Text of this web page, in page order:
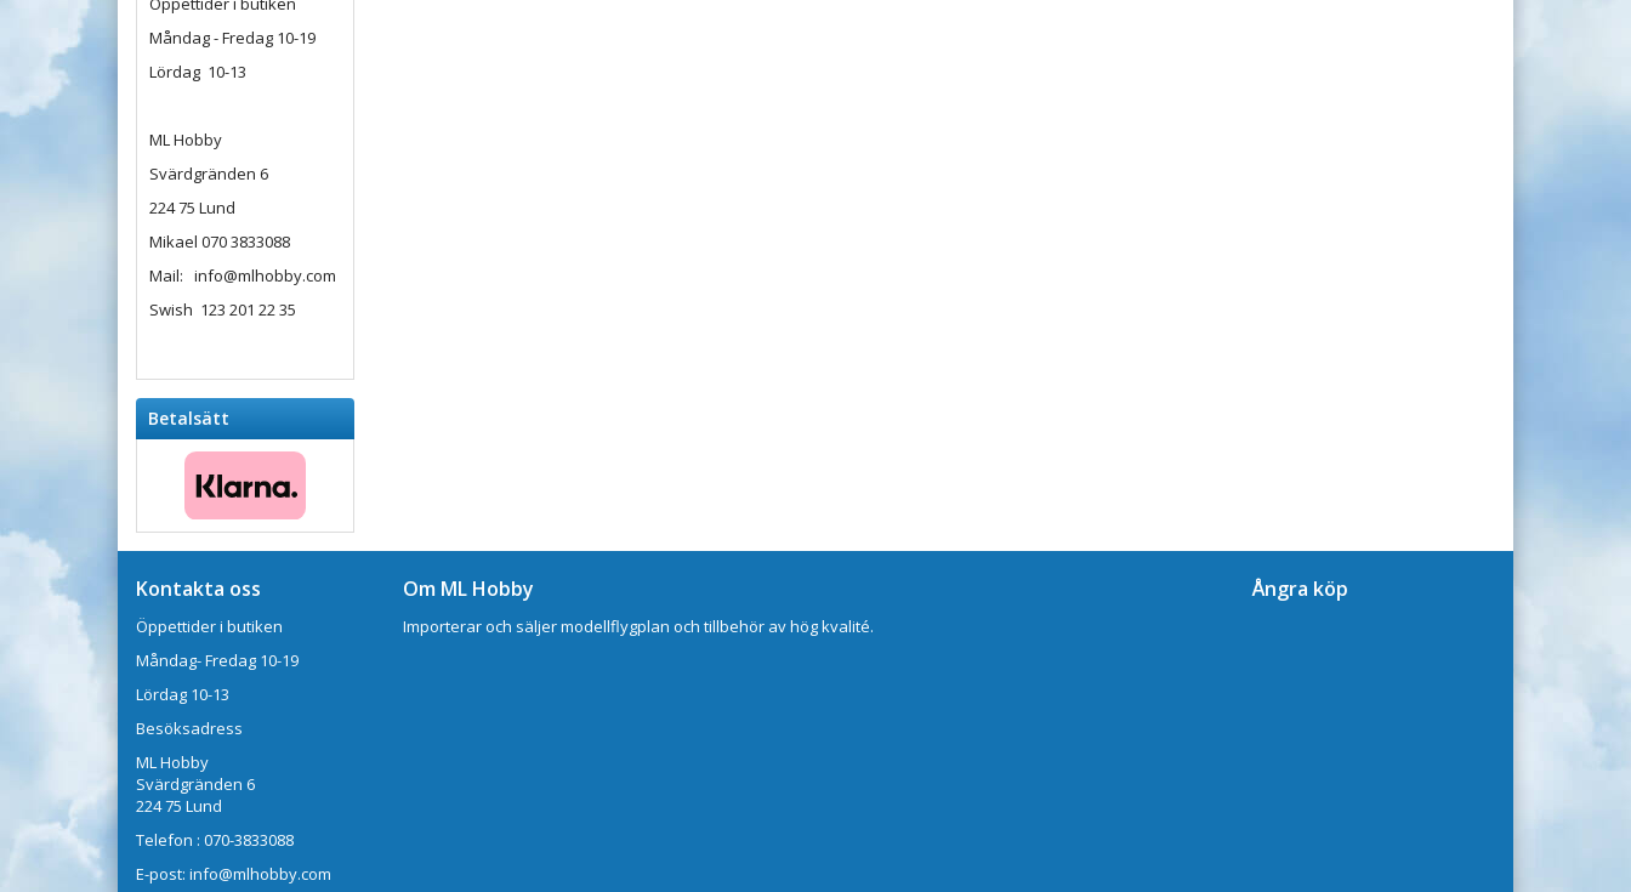
Måndag - Fredag 10-19
Lördag 10-13
ML Hobby
Svärdgränden 6
224 75 Lund
Mikael 070 3833088
Mail: info@mlhobby.com
Swish 123 201 22 35
Betalsätt
Kontakta oss
Öppettider i butiken
Måndag- Fredag 10-19
Lördag 10-13
Besöksadress
ML Hobby
Svärdgränden 6
224 75 Lund
Telefon : 070-3833088
E-post: info@mlhobby.com
Ångra köp
Om ML Hobby
Importerar och säljer modellflygplan och tillbehör av hög kvalité.